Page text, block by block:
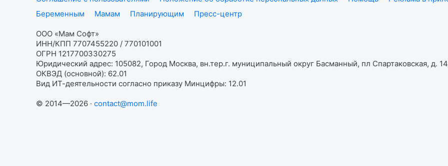
Беременным
Мамам Планирующим Пресс-центр
ООО «Мам Софт»
ИНН/КПП 7707455220 / 770101001
ОГРН 1217700330275
Юридический адрес: 105082, Город Москва, вн.тер.г. муниципальный округ Басманный, пл Спартаковская, д.
ОКВЭД (основной): 62.01
Вид ИТ-деятельности согласно приказу Минцифры: 12.01
© 2014—2026 · contact@mom.life